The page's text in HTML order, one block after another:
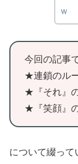
ｗ
今回の記事
★連鎖のル
★『それ』
★『笑顔』
について綴って